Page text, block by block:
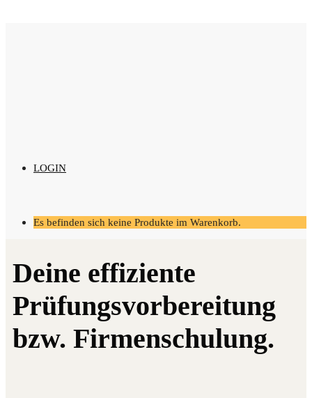
LOGIN
Es befinden sich keine Produkte im Warenkorb.